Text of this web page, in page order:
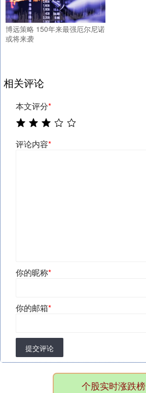
博远策略 150年来最强厄尔尼诺
或将来袭
相关评论
本文评分*
评论内容*
你的昵称*
你的邮箱*
提交评论
个股实时涨跌榜